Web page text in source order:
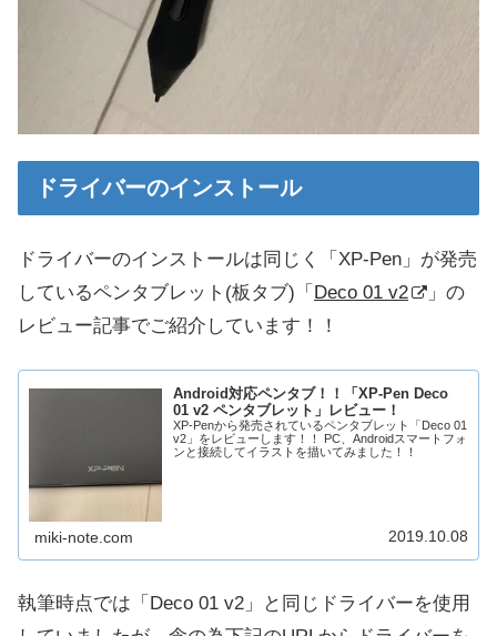
ドライバーのインストール
ドライバーのインストールは同じく「XP-Pen」が発売
しているペンタブレット(板タブ)「 Deco 01 v2
」の
レビュー記事でご紹介しています！！
Android対応ペンタブ！！「XP-Pen Deco
01 v2 ペンタブレット」レビュー！
XP-Penから発売されているペンタブレット「Deco 01
v2」をレビューします！！ PC、Androidスマートフォ
ンと接続してイラストを描いてみました！！
miki-note.com 2019.10.08
執筆時点では「Deco 01 v2」と同じドライバーを使用